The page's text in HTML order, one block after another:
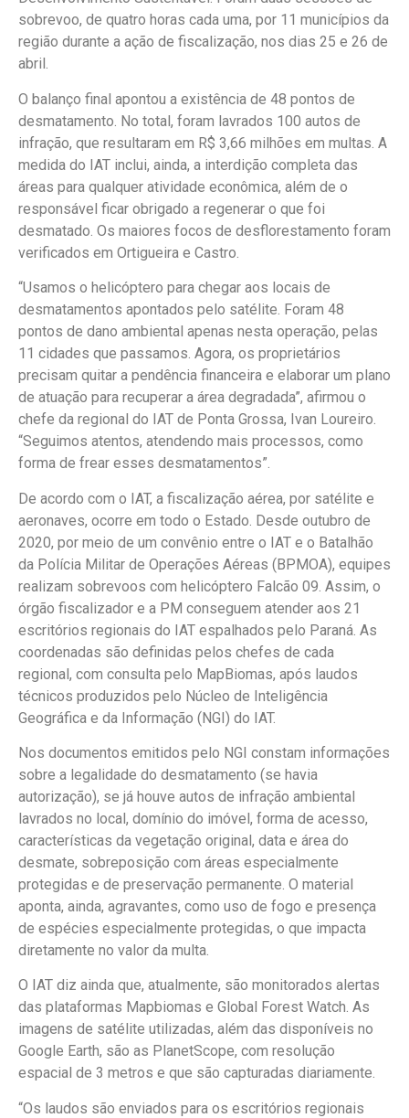
sobrevoo, de quatro horas cada uma, por 11 municípios da
região durante a ação de fiscalização, nos dias 25 e 26 de
abril.
O balanço final apontou a existência de 48 pontos de
desmatamento. No total, foram lavrados 100 autos de
infração, que resultaram em R$ 3,66 milhões em multas. A
medida do IAT inclui, ainda, a interdição completa das
áreas para qualquer atividade econômica, além de o
responsável ficar obrigado a regenerar o que foi
desmatado. Os maiores focos de desflorestamento foram
verificados em Ortigueira e Castro.
“Usamos o helicóptero para chegar aos locais de
desmatamentos apontados pelo satélite. Foram 48
pontos de dano ambiental apenas nesta operação, pelas
11 cidades que passamos. Agora, os proprietários
precisam quitar a pendência financeira e elaborar um plano
de atuação para recuperar a área degradada”, afirmou o
chefe da regional do IAT de Ponta Grossa, Ivan Loureiro.
“Seguimos atentos, atendendo mais processos, como
forma de frear esses desmatamentos”.
De acordo com o IAT, a fiscalização aérea, por satélite e
aeronaves, ocorre em todo o Estado. Desde outubro de
2020, por meio de um convênio entre o IAT e o Batalhão
da Polícia Militar de Operações Aéreas (BPMOA), equipes
realizam sobrevoos com helicóptero Falcão 09. Assim, o
órgão fiscalizador e a PM conseguem atender aos 21
escritórios regionais do IAT espalhados pelo Paraná. As
coordenadas são definidas pelos chefes de cada
regional, com consulta pelo MapBiomas, após laudos
técnicos produzidos pelo Núcleo de Inteligência
Geográfica e da Informação (NGI) do IAT.
Nos documentos emitidos pelo NGI constam informações
sobre a legalidade do desmatamento (se havia
autorização), se já houve autos de infração ambiental
lavrados no local, domínio do imóvel, forma de acesso,
características da vegetação original, data e área do
desmate, sobreposição com áreas especialmente
protegidas e de preservação permanente. O material
aponta, ainda, agravantes, como uso de fogo e presença
de espécies especialmente protegidas, o que impacta
diretamente no valor da multa.
O IAT diz ainda que, atualmente, são monitorados alertas
das plataformas Mapbiomas e Global Forest Watch. As
imagens de satélite utilizadas, além das disponíveis no
Google Earth, são as PlanetScope, com resolução
espacial de 3 metros e que são capturadas diariamente.
“Os laudos são enviados para os escritórios regionais